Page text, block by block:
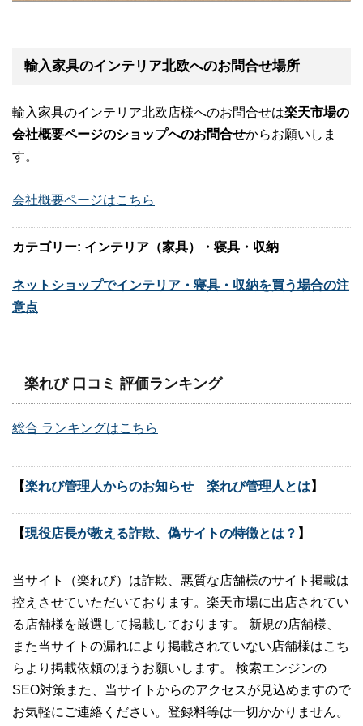
輸入家具のインテリア北欧へのお問合せ場所
輸入家具のインテリア北欧店様へのお問合せは楽天市場の
会社概要ページのショップへのお問合せからお願いしま
す。
会社概要ページはこちら
カテゴリー: インテリア（家具）・寝具・収納
ネットショップでインテリア・寝具・収納を買う場合の注
意点
楽れび 口コミ 評価ランキング
総合 ランキングはこちら
【楽れび管理人からのお知らせ 楽れび管理人とは 】
【現役店長が教える詐欺、偽サイトの特徴とは？ 】
当サイト（楽れび）は詐欺、悪質な店舗様のサイト掲載は
控えさせていただいております。楽天市場に出店されてい
る店舗様を厳選して掲載しております。 新規の店舗様、
また当サイトの漏れにより掲載されていない店舗様はこち
らより掲載依頼のほうお願いします。 検索エンジンの
SEO対策また、当サイトからのアクセスが見込めますので
お気軽にご連絡ください。登録料等は一切かかりません。